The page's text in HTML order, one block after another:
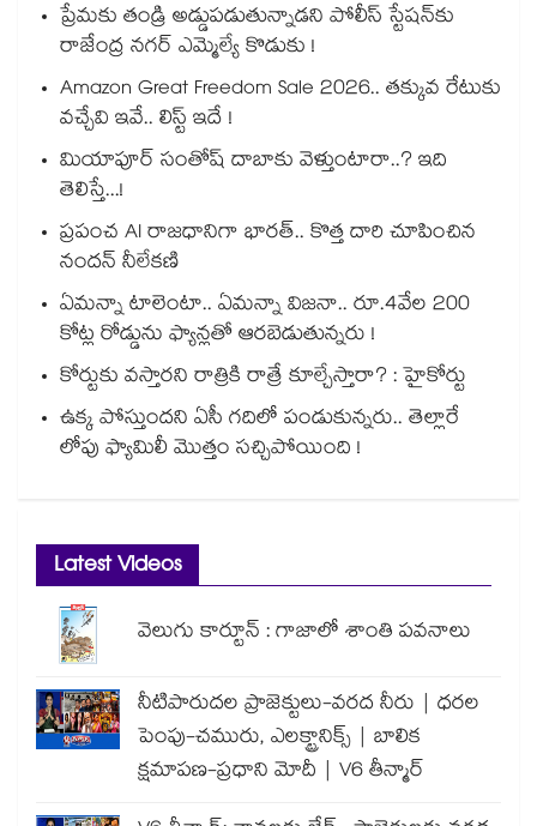
ప్రేమకు తండ్రి అడ్డుపడుతున్నాడని పోలీస్ స్టేషన్⁪కు
రాజేంద్ర నగర్ ఎమ్మెల్యే కొడుకు !
Amazon Great Freedom Sale 2026.. తక్కువ రేటుకు
వచ్చేవి ఇవే.. లిస్ట్ ఇదే !
మియాపూర్ సంతోష్ దాబాకు వెళ్తుంటారా..? ఇది
తెలిస్తే...!
ప్రపంచ AI రాజధానిగా భారత్.. కొత్త దారి చూపించిన
నందన్ నీలేకణి
ఏమన్నా టాలెంటా.. ఏమన్నా విజనా.. రూ.4వేల 200
కోట్ల రోడ్డును ఫ్యాన్లతో ఆరబెడుతున్నరు !
కోర్టుకు వస్తారని రాత్రికి రాత్రే కూల్చేస్తారా? : హైకోర్టు
ఉక్క పోస్తుందని ఏసీ గదిలో పండుకున్నరు.. తెల్లారే
లోపు ఫ్యామిలీ మొత్తం సచ్చిపోయింది !
Latest Videos
వెలుగు కార్టూన్ : గాజాలో శాంతి పవనాలు
నీటిపారుదల ప్రాజెక్టులు-వరద నీరు | ధరల
పెంపు-చమురు, ఎలక్ట్రానిక్స్ | బాలిక
క్షమాపణ-ప్రధాని మోదీ | V6 తీన్మార్